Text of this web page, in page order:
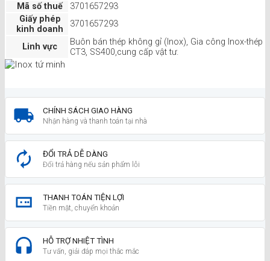
Mã số thuế
3701657293
Giấy phép
kinh doanh
3701657293
Linh vực
Buôn bán thép không gỉ (Inox), Gia công Inox-thép
CT3, SS400,cung cấp vật tư.
CHÍNH SÁCH GIAO HÀNG
Nhận hàng và thanh toán tại nhà
ĐỔI TRẢ DỄ DÀNG
Đổi trả hàng nếu sản phẩm lỗi
THANH TOÁN TIỆN LỢI
Tiền mặt, chuyển khoản
HỖ TRỢ NHIỆT TÌNH
Tư vấn, giải đáp mọi thắc mắc